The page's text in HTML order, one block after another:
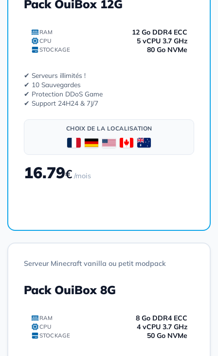
Serveur Minecraft vanilla ou petit modpack
Pack OuiBox 8G
RAM 8 Go DDR4 ECC
CPU 4 vCPU 3.7 GHz
STOCKAGE 50 Go NVMe
Pack OuiBox 12G
RAM 12 Go DDR4 ECC
CPU 5 vCPU 3.7 GHz
STOCKAGE 80 Go NVMe
✔ Serveurs illimités !
✔ 10 Sauvegardes
✔ Protection DDoS Game
✔ Support 24H24 & 7J/7
CHOIX DE LA LOCALISATION
16.79€ /mois